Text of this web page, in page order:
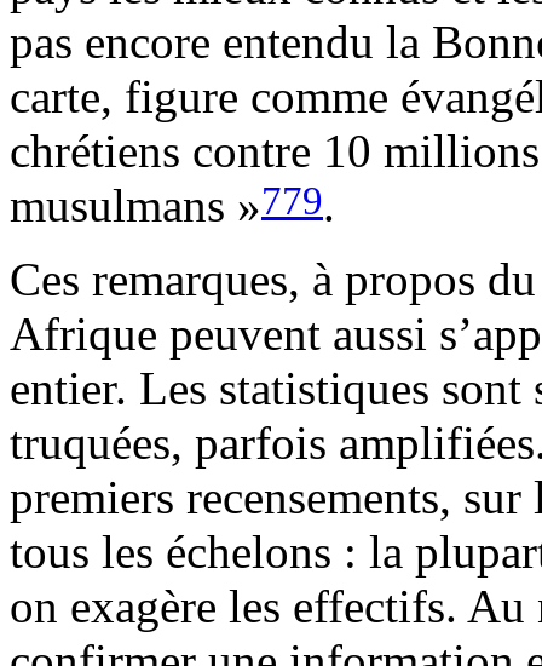
pas encore entendu la
carte, figure comme
chrétiens contre 10
musulmans »779.
Ces remarques, à propos
Afrique peuvent aussi
entier. Les statistiques sont
truquées, parfois
premiers recensements, sur
tous les échelons : la
on exagère les effectifs.